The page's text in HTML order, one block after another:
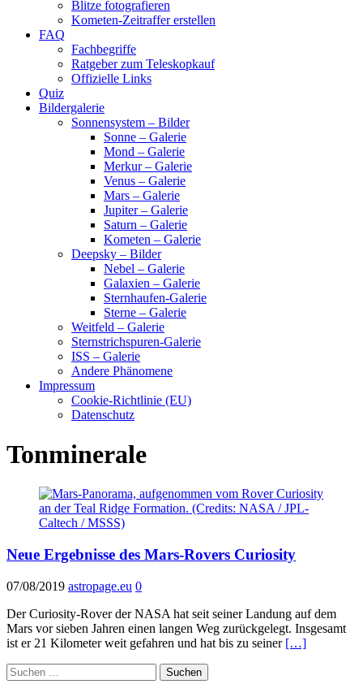
Blitze fotografieren
Kometen-Zeitraffer erstellen
FAQ
Fachbegriffe
Ratgeber zum Teleskopkauf
Offizielle Links
Quiz
Bildergalerie
Sonnensystem – Bilder
Sonne – Galerie
Mond – Galerie
Merkur – Galerie
Venus – Galerie
Mars – Galerie
Jupiter – Galerie
Saturn – Galerie
Kometen – Galerie
Deepsky – Bilder
Nebel – Galerie
Galaxien – Galerie
Sternhaufen-Galerie
Sterne – Galerie
Weitfeld – Galerie
Sternstrichspuren-Galerie
ISS – Galerie
Andere Phänomene
Impressum
Cookie-Richtlinie (EU)
Datenschutz
Tonminerale
Neue Ergebnisse des Mars-Rovers Curiosity
07/08/2019 astropage.eu 0
Der Curiosity-Rover der NASA hat seit seiner Landung auf dem
Mars vor sieben Jahren einen langen Weg zurückgelegt. Insgesamt
ist er 21 Kilometer weit gefahren und hat bis zu seiner […]
Suchen
nach: